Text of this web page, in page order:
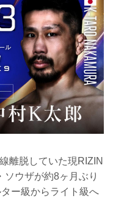
離脱していた現RIZIN
ウザが約8ヶ月ぶり
ー級からライト級へ